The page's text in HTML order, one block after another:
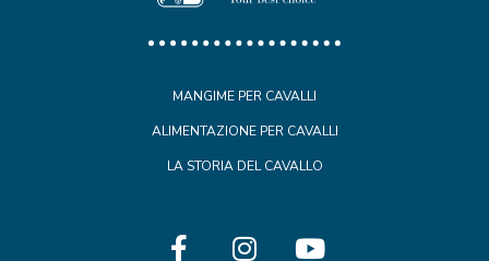
MANGIME PER CAVALLI
ALIMENTAZIONE PER CAVALLI
LA STORIA DEL CAVALLO